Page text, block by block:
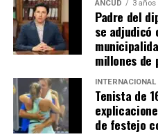
cruzado y la pelota pegó en
anticipo de lo ocurriría en
A los 90+2 minutos, el juez
favor del elenco
‘Pibe’ Solari quien se
colombiano Miguel Borja
máxima en gol
ANCUD 3 años
Padre del
se
millones de
INTERNACIONAL
Tenista de
de festejo